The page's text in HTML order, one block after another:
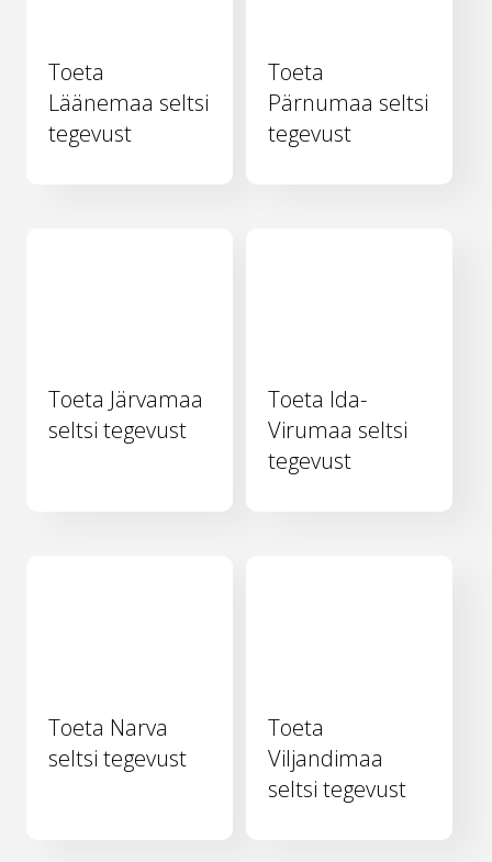
Toeta
Läänemaa seltsi
tegevust
Toeta
Pärnumaa seltsi
tegevust
Toeta Järvamaa
seltsi tegevust
Toeta Ida-
Virumaa seltsi
tegevust
Toeta Narva
seltsi tegevust
Toeta
Viljandimaa
seltsi tegevust